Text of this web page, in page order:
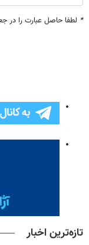
* لطفا حاصل عبارت را در
تازه‌ترین اخبار